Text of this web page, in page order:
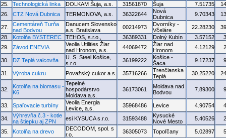
25.
Technologická linka DOLKAM Šuja, a.s. 31561870 Šuja 7.51735
26.
CTZ Nová Dubnica TERMONOVA, a.s. 36322644
Nová
Dubnica
9.70343
27.
Cementáreň Turňa
nad Bodvou
Danucem Slovensko
a.s. Bratislava
00214973
Dvorníky -
Včeláre
22.28230
28.
Kotolňa BYSTEREC TEHOS, s.r.o., 36389331 Dolný Kubín 3.57152
29.
Závod ENEVIA
Veolia Utilities Žiar
nad Hronom, a.s.
44069472
Žiar nad
Hronom
4.12129
30. DZ Teplá valcovňa
U. S. Steel Košice,
s.r.o.
36199222
Košice -
Šaca
9.17237
31. Výroba cukru Považský cukor a.s. 35716266
Trenčianska
Teplá
30.25220
32.
Kotolňa na biomasu -
K6
Tepelné
hospodárstvo
Moldava a.s.
36173061
Moldava nad
Bodvou
7.89300
33. Spaľovacie turbíny
Veolia Energia
Levice, a.s.
35968486 Levice 4.90754
34.
Výhrevňa č.3 - kotle
na štiepku aj ZPN
esi KYSUCA s.r.o. 31593488
Kysucké
Nové Mesto
5.40526
35. Kotolňa na drevo
DECODOM, spol. s
r.o.
36305073 Topoľčany 5.02897